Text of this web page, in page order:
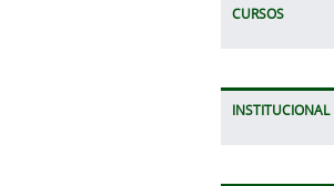
CURSOS
INSTITUCIONAL